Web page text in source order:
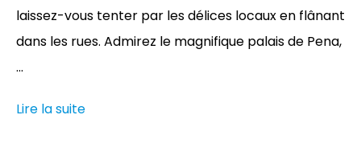
laissez-vous tenter par les délices locaux en flânant
dans les rues. Admirez le magnifique palais de Pena,
...
Lire la suite